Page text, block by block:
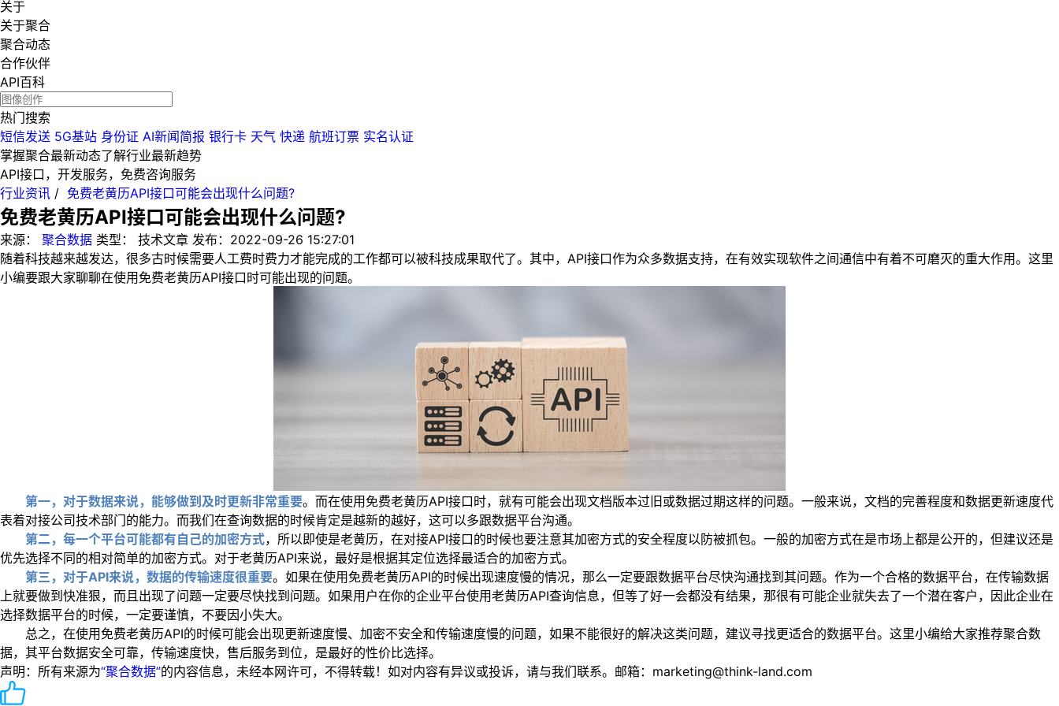
关于
关于聚合
聚合动态
合作伙伴
API百科
热门搜索
短信发送 5G基站 身份证 AI新闻简报 银行卡 天气 快递 航班订票 实名认证
掌握聚合最新动态了解行业最新趋势
API接口，开发服务，免费咨询服务
行业资讯 / 免费老黄历API接口可能会出现什么问题?
免费老黄历API接口可能会出现什么问题?
来源： 聚合数据 类型： 技术文章 发布： 2022-09-26 15:27:01
随着科技越来越发达，很多古时候需要人工费时费力才能完成的工作都可以被科技成果取代了。其中，API接口作为众多数据支持，在有效实现软件之间通信中有着不可磨灭的重大作用。这里
小编要跟大家聊聊在使用免费老黄历API接口时可能出现的问题。
第一，对于数据来说，能够做到及时更新非常重要。而在使用免费老黄历API接口时，就有可能会出现文档版本过旧或数据过期这样的问题。一般来说，文档的完善程度和数据更新速度代
表着对接公司技术部门的能力。而我们在查询数据的时候肯定是越新的越好，这可以多跟数据平台沟通。
第二，每一个平台可能都有自己的加密方式，所以即使是老黄历，在对接API接口的时候也要注意其加密方式的安全程度以防被抓包。一般的加密方式在是市场上都是公开的，但建议还是
优先选择不同的相对简单的加密方式。对于老黄历API来说，最好是根据其定位选择最适合的加密方式。
第三，对于API来说，数据的传输速度很重要。如果在使用免费老黄历API的时候出现速度慢的情况，那么一定要跟数据平台尽快沟通找到其问题。作为一个合格的数据平台，在传输数据
上就要做到快准狠，而且出现了问题一定要尽快找到问题。如果用户在你的企业平台使用老黄历API查询信息，但等了好一会都没有结果，那很有可能企业就失去了一个潜在客户，因此企业在
选择数据平台的时候，一定要谨慎，不要因小失大。
总之，在使用免费老黄历API的时候可能会出现更新速度慢、加密不安全和传输速度慢的问题，如果不能很好的解决这类问题，建议寻找更适合的数据平台。这里小编给大家推荐聚合数
据，其平台数据安全可靠，传输速度快，售后服务到位，是最好的性价比选择。
声明：所有来源为“聚合数据”的内容信息，未经本网许可，不得转载！如对内容有异议或投诉，请与我们联系。邮箱：marketing@think-land.com